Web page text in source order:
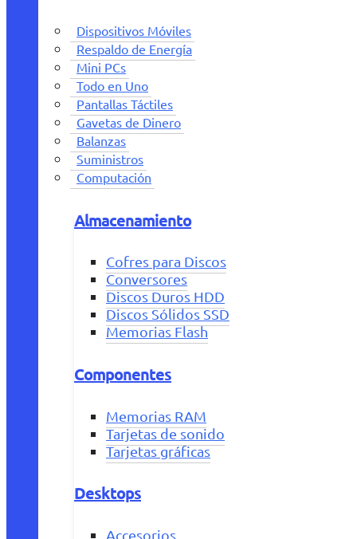
Dispositivos Móviles
Respaldo de Energía
Mini PCs
Todo en Uno
Pantallas Táctiles
Gavetas de Dinero
Balanzas
Suministros
Computación
Almacenamiento
Cofres para Discos
Conversores
Discos Duros HDD
Discos Sólidos SSD
Memorias Flash
Componentes
Memorias RAM
Tarjetas de sonido
Tarjetas gráficas
Desktops
Accesorios